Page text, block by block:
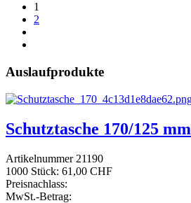
1
2
Auslaufprodukte
Schutztasche 170/125 mm
Artikelnummer 21190
1000 Stück: 61,00 CHF
Preisnachlass:
MwSt.-Betrag: